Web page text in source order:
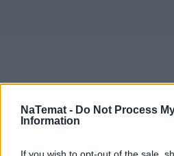
NaTemat - Do Not Process
Information